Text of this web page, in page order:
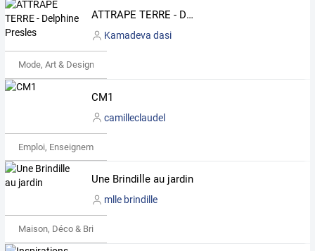
ATTRAPE TERRE - Delphine Presles
Kamadeva dasi
Mode, Art & Design
CM1
camilleclaudel
Emploi, Enseignement & Etudes
Une Brindille au jardin
mlle brindille
Maison, Déco & Bricolage